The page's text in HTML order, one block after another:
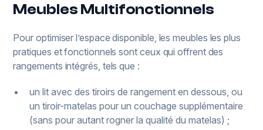
Meubles Multifonctionnels
Pour optimiser l’espace disponible, les meubles les plus
pratiques et fonctionnels sont ceux qui offrent des
rangements intégrés, tels que :
un lit avec des tiroirs de rangement en dessous, ou
un tiroir-matelas pour un couchage supplémentaire
(sans pour autant rogner la qualité du matelas) ;